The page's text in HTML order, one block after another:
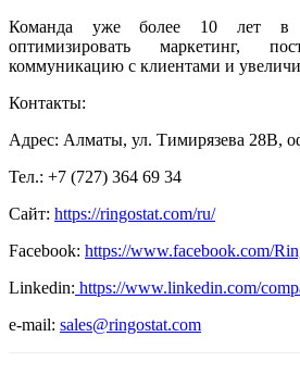
Команда уже более 10 лет в
оптимизировать маркетинг,
коммуникацию с клиентами и
Контакты:
Адрес: Алматы, ул. Тимирязева 28В,
Тел.: +7 (727) 364 69 34
Сайт: https://ringostat.com/ru/
Facebook: https://www.facebook.com/
Linkedin: https://www.linkedin.com/
e-mail: sales@ringostat.com